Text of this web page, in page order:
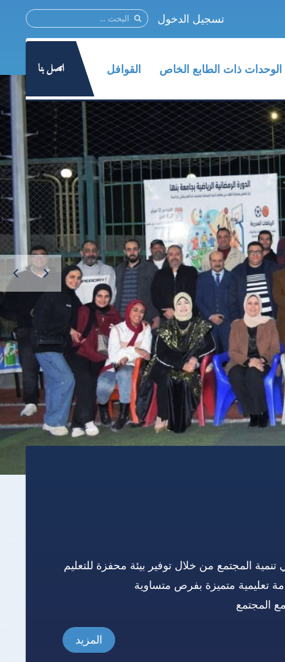
تسجيل الدخول
الوحدات ذات الطابع الخاص القوافل اتصل بنا
تنمية المجتمع من خلال توفير بيئة محفزة للتعليم
تعليمية متميزة بفرص متساوية
المجتمع
المزيد